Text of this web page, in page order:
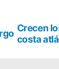
Crecen
costa